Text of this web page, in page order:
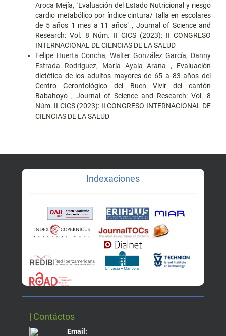
Aroca Mejía, "Evaluación del Estado Nutricional y riesgo
cardio metabólico por índice cintura/ talla en escolares
de 5 años 1 mes a 11 años" , Journal of Science and
Research: Vol. 8 Núm. II CICS (2023): II CONGRESO
INTERNACIONAL DE CIENCIAS DE LA SALUD
Felipe Huerta Concha, Walter González García, Danny
Estrada Rodriguez, María Ayala Arana , Evaluación
dietética de los adultos mayores de 65 a 83 años del
Centro Gerontológico del Buen Vivir del cantón
Babahoyo , Journal of Science and Research: Vol. 8
Núm. II CICS (2023): II CONGRESO INTERNACIONAL DE
CIENCIAS DE LA SALUD
Indexaciones
| Contáctos
Email: